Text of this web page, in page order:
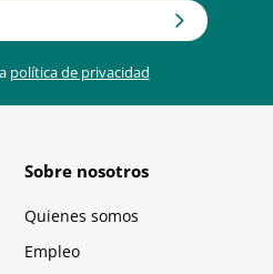
política de privacidad
Sobre nosotros
Quienes somos
Empleo